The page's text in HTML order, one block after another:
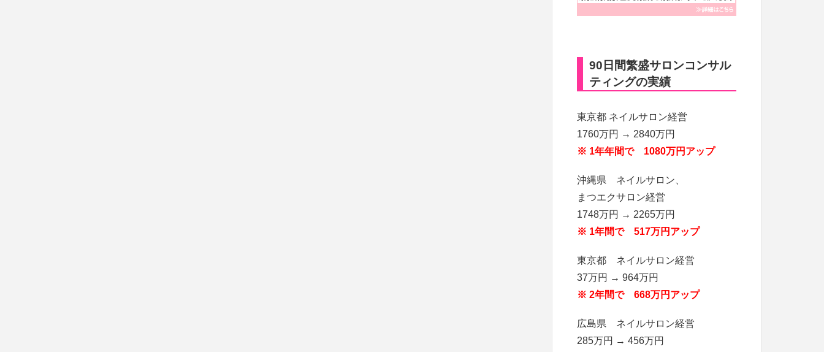
90日間繁盛サロンコンサル
ティングの実績
東京都 ネイルサロン経営
1760万円 → 2840万円
※ 1年年間で 1080万円アップ
沖縄県 ネイルサロン、
まつエクサロン経営
1748万円 → 2265万円
※ 1年間で 517万円アップ
東京都 ネイルサロン経営
37万円 → 964万円
※ 2年間で 668万円アップ
広島県 ネイルサロン経営
285万円 → 456万円